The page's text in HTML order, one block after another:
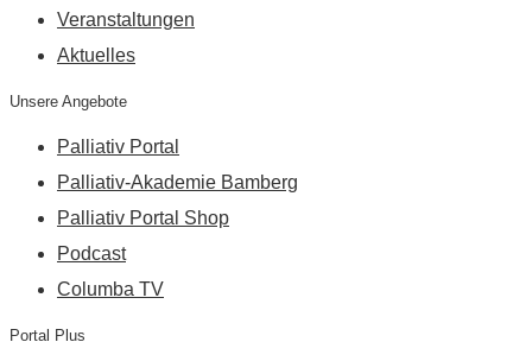
Veranstaltungen
Aktuelles
Unsere Angebote
Palliativ Portal
Palliativ-Akademie Bamberg
Palliativ Portal Shop
Podcast
Columba TV
Portal Plus